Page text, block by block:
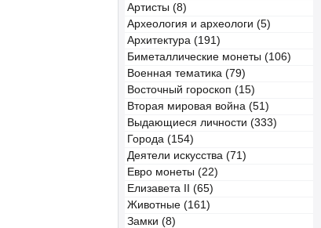
Артисты (8)
Археология и археологи (5)
Архитектура (191)
Биметаллические монеты (106)
Военная тематика (79)
Восточный гороскоп (15)
Вторая мировая война (51)
Выдающиеся личности (333)
Города (154)
Деятели искусства (71)
Евро монеты (22)
Елизавета II (65)
Животные (161)
Замки (8)